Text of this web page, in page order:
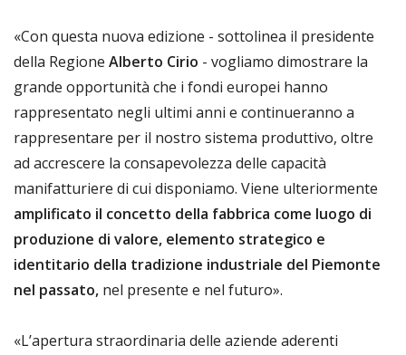
«Con questa nuova edizione - sottolinea il presidente
della Regione Alberto Cirio - vogliamo dimostrare la
grande opportunità che i fondi europei hanno
rappresentato negli ultimi anni e continueranno a
rappresentare per il nostro sistema produttivo, oltre
ad accrescere la consapevolezza delle capacità
manifatturiere di cui disponiamo. Viene ulteriormente
amplificato il concetto della fabbrica come luogo di
produzione di valore, elemento strategico e
identitario della tradizione industriale del Piemonte
nel passato, nel presente e nel futuro».
«L’apertura straordinaria delle aziende aderenti